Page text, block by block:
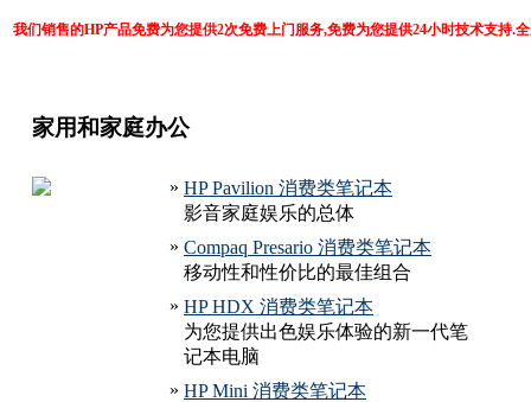
我们销售的HP产品免费为您提供2次免费上门服务,免费为您提供24小时技术支持
家用和家庭办公
» HP Pavilion 消费类笔记本
影音家庭娱乐的总体
» Compaq Presario 消费类笔记本
移动性和性价比的最佳组合
» HP HDX 消费类笔记本
为您提供出色娱乐体验的新一代笔
记本电脑
» HP Mini 消费类笔记本